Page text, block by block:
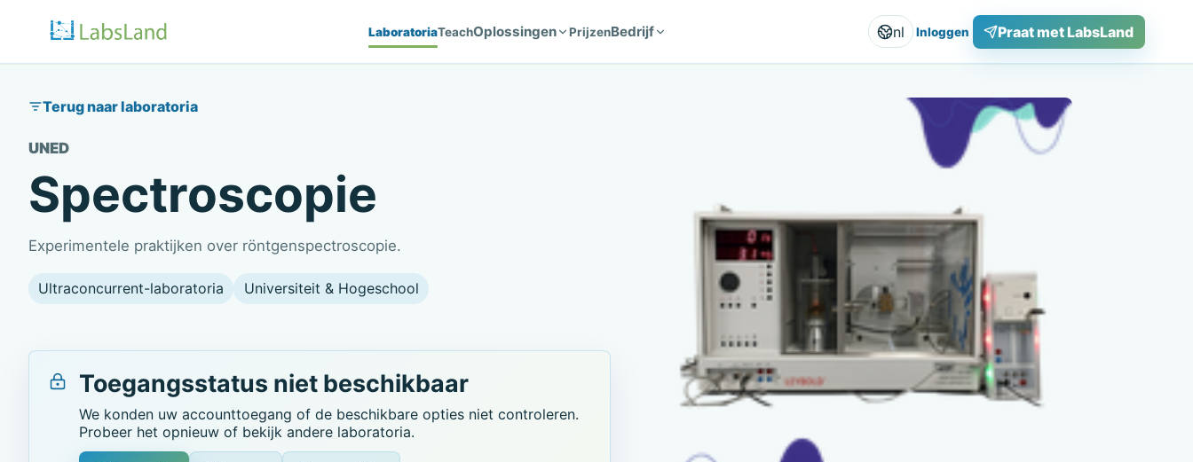
LaboratoriaTeachOplossingen PrijzenBedrijf nl Inloggen Praat met LabsLand
Terug naar laboratoria
UNED
Spectroscopie
Experimentele praktijken over röntgenspectroscopie.
Ultraconcurrent-laboratoria Universiteit & Hogeschool
Toegangsstatus niet beschikbaar
We konden uw accounttoegang of de beschikbare opties niet controleren.
Probeer het opnieuw of bekijk andere laboratoria.